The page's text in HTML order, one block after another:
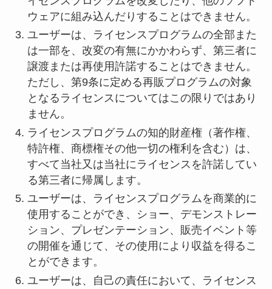
ウェアに組み込んだりすることはできません。
ユーザーは、ライセンスプログラムの全部また
は一部を、改変の有無にかかわらず、第三者に
譲渡または再使用許諾することはできません。
ただし、第9条に定める再販プログラムの対象
となるライセンスについてはこの限りではあり
ません。
ライセンスプログラムの知的財産権（著作権、
特許権、商標権その他一切の権利を含む）は、
すべて当社又は当社にライセンスを許諾してい
る第三者に帰属します。
ユーザーは、ライセンスプログラムを商業的に
使用することができ、ショー、デモンストレー
ション、プレゼンテーション、販売イベント等
の開催を通じて、その使用により収益を得るこ
とができます。
ユーザーは、自己の責任において、ライセンス